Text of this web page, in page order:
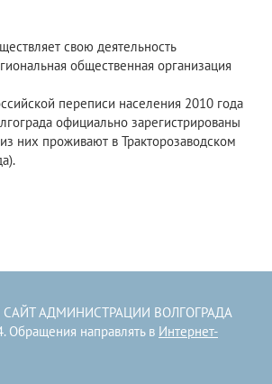
свою деятельность
общественная организация
переписи населения 2010 года
официально зарегистрированы
них проживают в Тракторозаводском
АДМИНИСТРАЦИИ ВОЛГОГРАДА
Обращения направлять в Интернет-